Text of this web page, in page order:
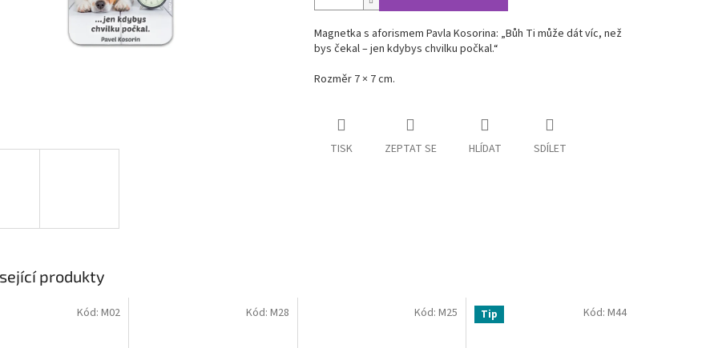
Magnetka s aforismem Pavla Kosorina: „Bůh Ti může dát víc, než
bys čekal – jen kdybys chvilku počkal.“
Rozměr 7 × 7 cm.
TISK ZEPTAT SE HLÍDAT SDÍLET
produkty
Kód: M02 Kód: M28 Kód:M25 Tip Kód: M44